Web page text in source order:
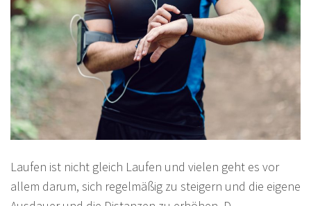
Laufen ist nicht gleich Laufen und vielen geht es vor
allem darum, sich regelmäßig zu steigern und die eigene